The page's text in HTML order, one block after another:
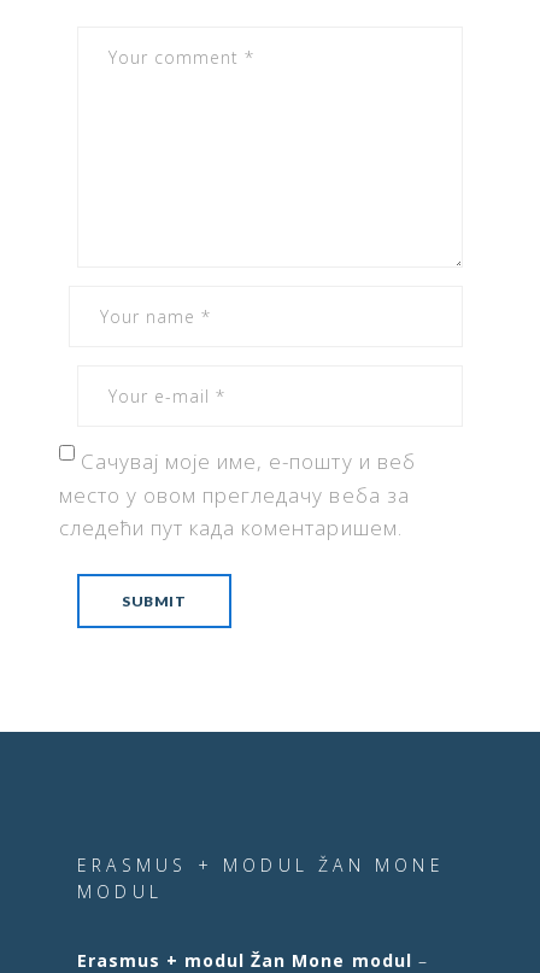
Сачувај моје име, е-пошту и веб
место у овом прегледачу веба за
следећи пут када коментаришем.
ERASMUS + MODUL ŽAN MONE
MODUL
Erasmus + modul Žan Mone modul –